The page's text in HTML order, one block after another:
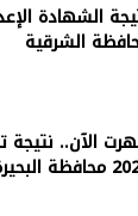
الشرقية
الآن.. نتيجة
البحيرة